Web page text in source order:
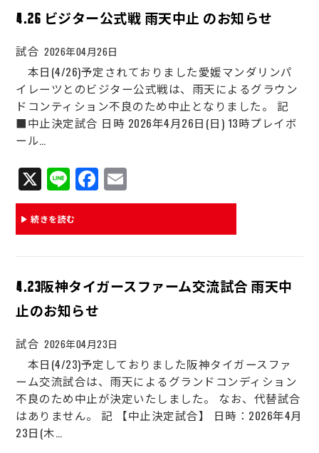
4.26 ビジター公式戦 雨天中止 のお知らせ
試合 2026年04月26日
本日(4/26)予定されておりました愛媛マンダリンパ
イレーツとのビジター公式戦は、雨天によるグラウン
ドコンティション不良のため中止となりました。 記
■中止決定試合 日時 2026年4月26日(日) 13時プレイボ
ール…
X Li
ne
Fa
ce m
続きを読む
4.23阪神タイガースファーム交流試合 雨天中
止のお知らせ
試合 2026年04月23日
本日(4/23)予定しておりました阪神タイガースファ
ーム交流試合は、雨天によるグランドコンディション
不良のため中止が決定いたしました。 なお、代替試合
はありません。 記 【中止決定試合】 日時：2026年4月
23日(木…